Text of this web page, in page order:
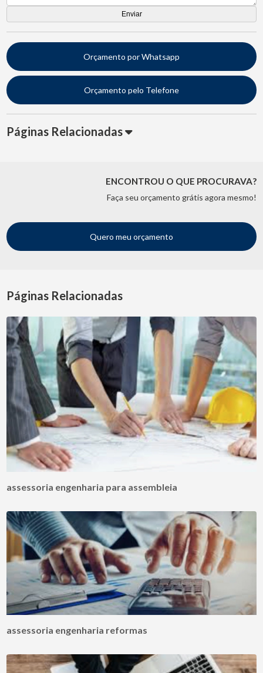
Orçamento por Whatsapp
Orçamento pelo Telefone
Páginas Relacionadas
ENCONTROU O QUE PROCURAVA?
Faça seu orçamento grátis agora mesmo!
Quero meu orçamento
Páginas Relacionadas
assessoria engenharia para assembleia
assessoria engenharia reformas